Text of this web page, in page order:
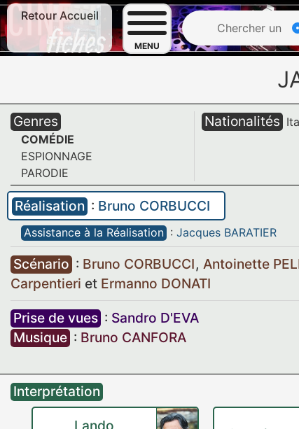
Retour Accueil
MENU
Chercher un
Genres
COMÉDIE
ESPIONNAGE
PARODIE
Nationalités
Réalisation : Bruno CORBUCCI
Assistance à la Réalisation : Jacques BARATIER
Scénario : Bruno CORBUCCI, Antoinette
Carpentieri et Ermanno DONATI
Prise de vues : Sandro D'EVA
Musique : Bruno CANFORA
Interprétation
Lando